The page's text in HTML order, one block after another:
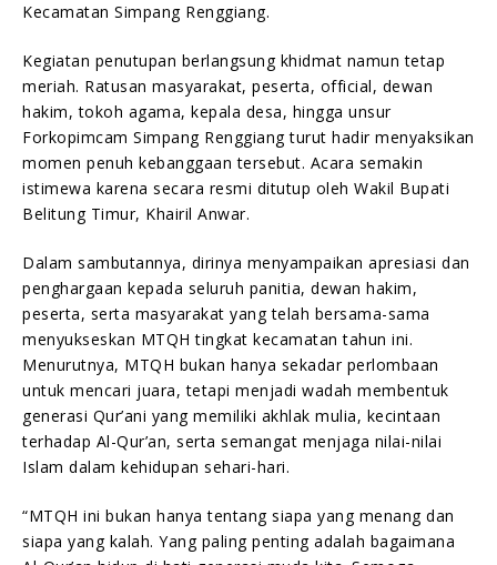
Kecamatan Simpang Renggiang.
Kegiatan penutupan berlangsung khidmat namun tetap
meriah. Ratusan masyarakat, peserta, official, dewan
hakim, tokoh agama, kepala desa, hingga unsur
Forkopimcam Simpang Renggiang turut hadir menyaksikan
momen penuh kebanggaan tersebut. Acara semakin
istimewa karena secara resmi ditutup oleh Wakil Bupati
Belitung Timur, Khairil Anwar.
Dalam sambutannya, dirinya menyampaikan apresiasi dan
penghargaan kepada seluruh panitia, dewan hakim,
peserta, serta masyarakat yang telah bersama-sama
menyukseskan MTQH tingkat kecamatan tahun ini.
Menurutnya, MTQH bukan hanya sekadar perlombaan
untuk mencari juara, tetapi menjadi wadah membentuk
generasi Qur’ani yang memiliki akhlak mulia, kecintaan
terhadap Al-Qur’an, serta semangat menjaga nilai-nilai
Islam dalam kehidupan sehari-hari.
“MTQH ini bukan hanya tentang siapa yang menang dan
siapa yang kalah. Yang paling penting adalah bagaimana